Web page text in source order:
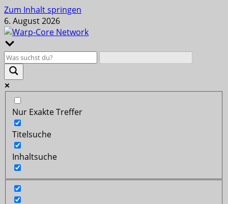
Zum Inhalt springen
6. August 2026
Nur Exakte Treffer
Titelsuche
Inhaltsuche